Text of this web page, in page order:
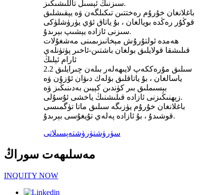
سىزنىڭ ئېسىل تاللىشىڭىز.
باغلانغان خۇرۇم رەختتىن تىكىلگەن ۋە يېقىشلىق
قوڭۇر رەڭدە بويالغان ، بۇ ياتاق ئۆي يۈرۈشلۈكى
سىزنى ئازادە يېشىپ بېرىدۇ.
ھەمدە ئولتۇرۇش مېخانىزىمىنى مەشغۇلات
قىلىشقا قولايلىق بولغان باشتىن-ئاخىر پۈتۈنلەي
ئارام ئېلىڭ
2.2 سىلىق مۇرەككەپ لايىھەلەر بىلەن چىرايلىق
ياسالغان ، بۇ ياتاقلىق بۆلەك دىۋان ئۇزۇن ۋە
بېسىملىق بىر كۈندىن كېيىن بەدىنىڭىز ۋە
زېھنىڭىزنى ئازادە قىلىشنىڭ ياخشى ئۇسۇلى.
باغلانغان خۇرۇم يۈزىگە سىلىق ماتا تۈگمىسى
قوشىدۇ ، بۇ ئازادە پەلەي تۇيغۇسى بېرىدۇ.
سۈرۈشتۈرۈشتەپسىلاتى
مەسلىھەت سوراڭ
INQUITY NOW